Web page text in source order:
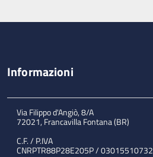
Informazioni
Via Filippo d'Angiò, 8/A
72021, Francavilla Fontana (BR)
C.F. / P.IVA
CNRPTR88P28E205P / 03015510732